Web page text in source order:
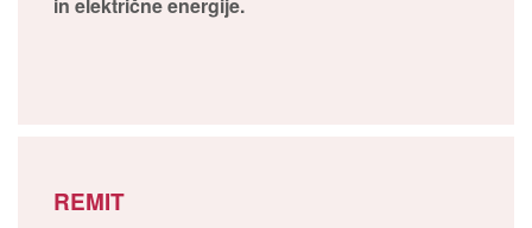
REMIT